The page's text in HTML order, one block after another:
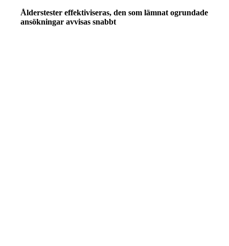
Ålderstester effektiviseras, den som lämnat ogrundade
ansökningar avvisas snabbt